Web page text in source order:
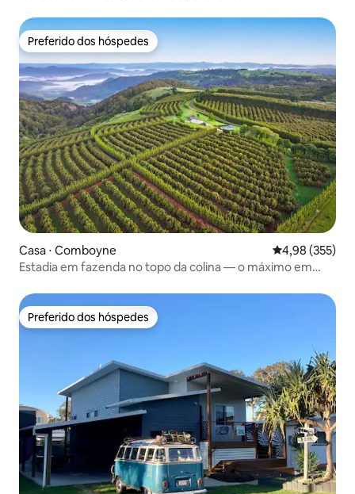
Preferido dos hóspedes
Preferido dos hóspedes
Casa ⋅ Comboyne 4,98 de uma
4,98 (355)
Estadia em fazenda no topo da colina — o máximo em
Preferido dos hóspedes
Preferido dos hóspedes